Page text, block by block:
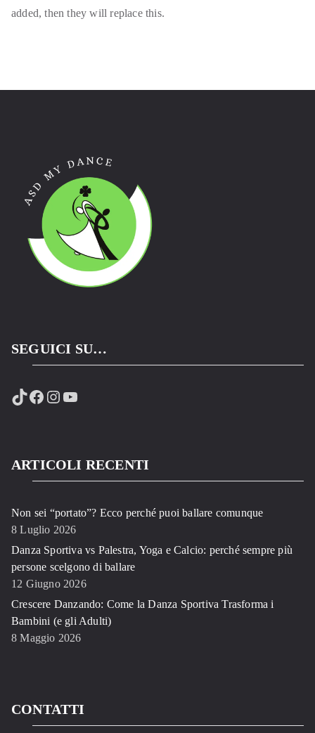
added, then they will replace this.
SEGUICI SU…
TikTok
Facebook
Instagram
YouTube
ARTICOLI RECENTI
Non sei “portato”? Ecco perché puoi ballare comunque
8 Luglio 2026
Danza Sportiva vs Palestra, Yoga e Calcio: perché sempre più
persone scelgono di ballare
12 Giugno 2026
Crescere Danzando: Come la Danza Sportiva Trasforma i
Bambini (e gli Adulti)
8 Maggio 2026
CONTATTI